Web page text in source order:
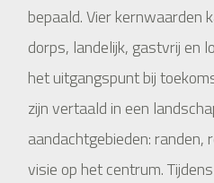
bepaald. Vier kernwaarden
dorps, landelijk, gastvrij en
het uitgangspunt bij
zijn vertaald in een
aandachtgebieden: randen,
visie op het centrum.